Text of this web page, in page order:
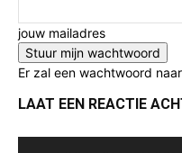
jouw mailadres
Er zal een wachtwoord
LAAT EEN REACTIE